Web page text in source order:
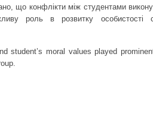
що конфлікти між студентами
роль в розвитку особистості
student’s moral values played